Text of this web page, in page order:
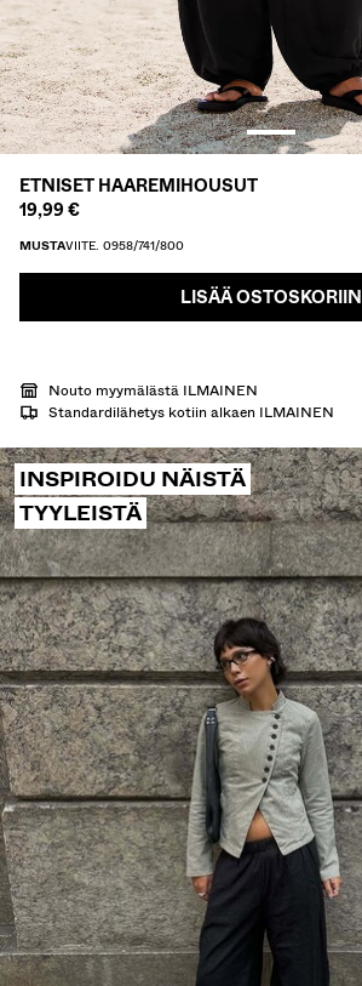
ETNISET HAAREMIHOUSUT
19,99 €
MUSTAVIITE. 0958/741/800
LISÄÄ OSTOSKORIIN
Nouto myymälästä ILMAINEN
Standardilähetys kotiin alkaen ILMAINEN
INSPIROIDU NÄISTÄ
TYYLEISTÄ
JA VILLATAKIT
SETS
VIIMEISET PÄIVÄT
SELLERS
YOUR FAN ERA